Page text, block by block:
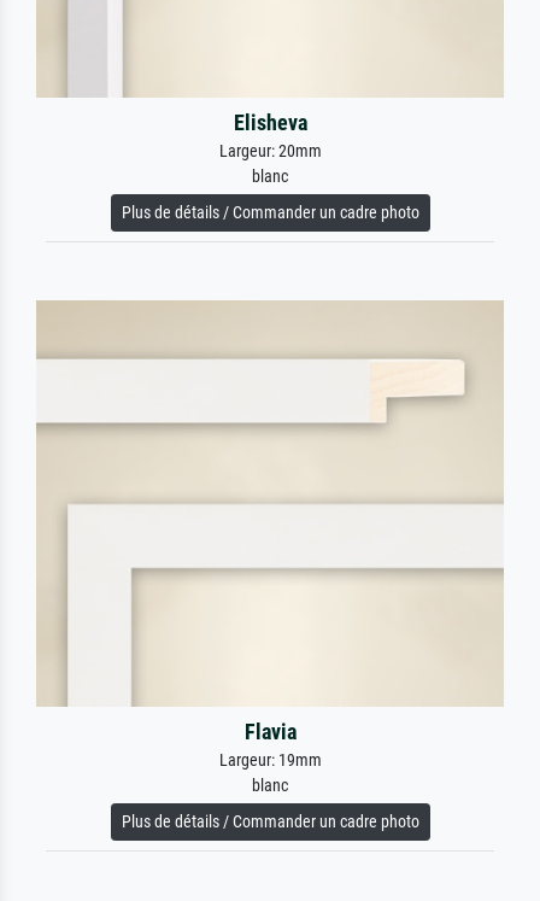
Elisheva
Largeur: 20mm
blanc
Plus de détails / Commander un cadre photo
Flavia
Largeur: 19mm
blanc
Plus de détails / Commander un cadre photo